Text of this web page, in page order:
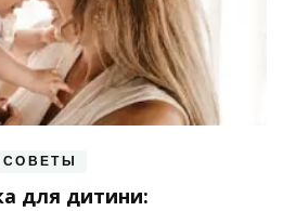
СОВЕТЫ
для дитини: